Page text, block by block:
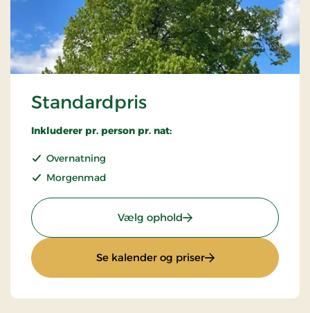
Standardpris
Inkluderer pr. person pr. nat:
Overnatning
Morgenmad
Vælg ophold: Standardpris
Se kalender og priser: Standardpris